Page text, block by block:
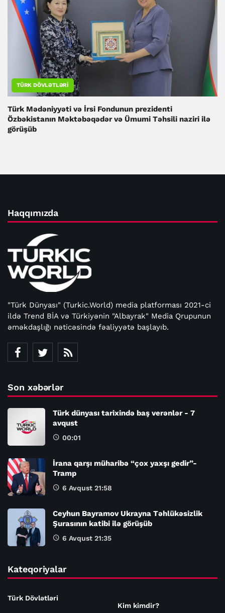
TÜRK DÖVLƏTLƏRI
Türk Mədəniyyəti və İrsi Fondunun prezidenti
Özbəkistanın Məktəbəqədər və Ümumi Təhsili naziri ilə
görüşüb
Haqqımızda
"Türk Dünyası" (Turkic.World) media platforması 2021-ci
ildə Trend BİA və Türkiyənin "Albayrak" Media Qrupunun
əməkdaşlığı nəticəsində fəaliyyətə başlayıb.
Son xəbərlər
Türk dünyası tarixində baş verənlər - 7
avqust
00:01
İrana qarşı müharibə “çox yaxşı gedir”-
Tramp
6 Avqust 21:58
Ceyhun Bayramov Ukrayna Təhlükəsizlik
Şurasının katibi ilə görüşüb
6 Avqust 21:35
Kateqoriyalar
Türk Dövlətləri
Kim kimdir?